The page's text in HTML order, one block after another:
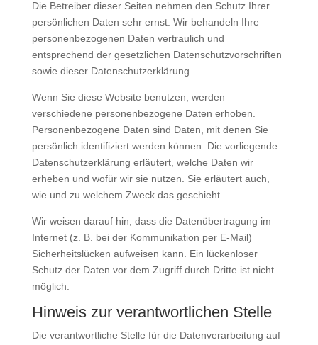
Die Betreiber dieser Seiten nehmen den Schutz Ihrer
persönlichen Daten sehr ernst. Wir behandeln Ihre
personenbezogenen Daten vertraulich und
entsprechend der gesetzlichen Datenschutzvorschriften
sowie dieser Datenschutzerklärung.
Wenn Sie diese Website benutzen, werden
verschiedene personenbezogene Daten erhoben.
Personenbezogene Daten sind Daten, mit denen Sie
persönlich identifiziert werden können. Die vorliegende
Datenschutzerklärung erläutert, welche Daten wir
erheben und wofür wir sie nutzen. Sie erläutert auch,
wie und zu welchem Zweck das geschieht.
Wir weisen darauf hin, dass die Datenübertragung im
Internet (z. B. bei der Kommunikation per E-Mail)
Sicherheitslücken aufweisen kann. Ein lückenloser
Schutz der Daten vor dem Zugriff durch Dritte ist nicht
möglich.
Hinweis zur verantwortlichen Stelle
Die verantwortliche Stelle für die Datenverarbeitung auf